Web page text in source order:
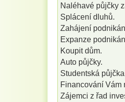
Naléhavé půjčky
Splácení dluhů.
Zahájení
Expanze
Koupit dům.
Auto půjčky.
Studentská
Financování Vám
Zájemci z řad